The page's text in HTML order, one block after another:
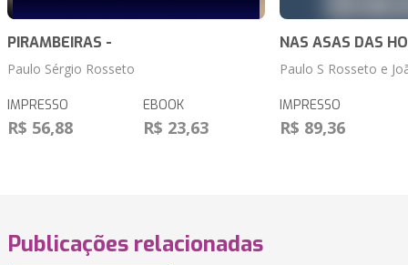
PIRAMBEIRAS -
Paulo Sérgio Rosseto
IMPRESSO
R$ 56,88
EBOOK
R$ 23,63
NAS ASAS DAS
Paulo S Rosseto e
IMPRESSO
R$ 89,36
Publicações relacionadas